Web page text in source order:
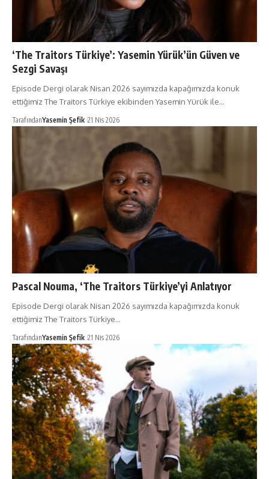
‘The Traitors Türkiye’: Yasemin Yürük’ün Güven ve
Sezgi Savaşı
Episode Dergi olarak Nisan 2026 sayımızda kapağımızda konuk
ettiğimiz The Traitors Türkiye ekibinden Yasemin Yürük ile…
TarafındanYasemin Şefik 21 Nis 2026
Pascal Nouma, ‘The Traitors Türkiye’yi Anlatıyor
Episode Dergi olarak Nisan 2026 sayımızda kapağımızda konuk
ettiğimiz The Traitors Türkiye…
TarafındanYasemin Şefik 21 Nis 2026